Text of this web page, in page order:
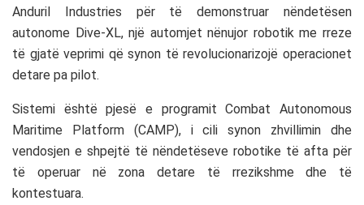
Anduril Industries për të demonstruar nëndetësen
autonome Dive-XL, një automjet nënujor robotik me rreze
të gjatë veprimi që synon të revolucionarizojë operacionet
detare pa pilot.
Sistemi është pjesë e programitCombat Autonomous
Maritime Platform (CAMP), i cili synon zhvillimin dhe
vendosjen e shpejtë të nëndetëseve robotike të afta për
të operuar në zona detare të rrezikshme dhe të
kontestuara.